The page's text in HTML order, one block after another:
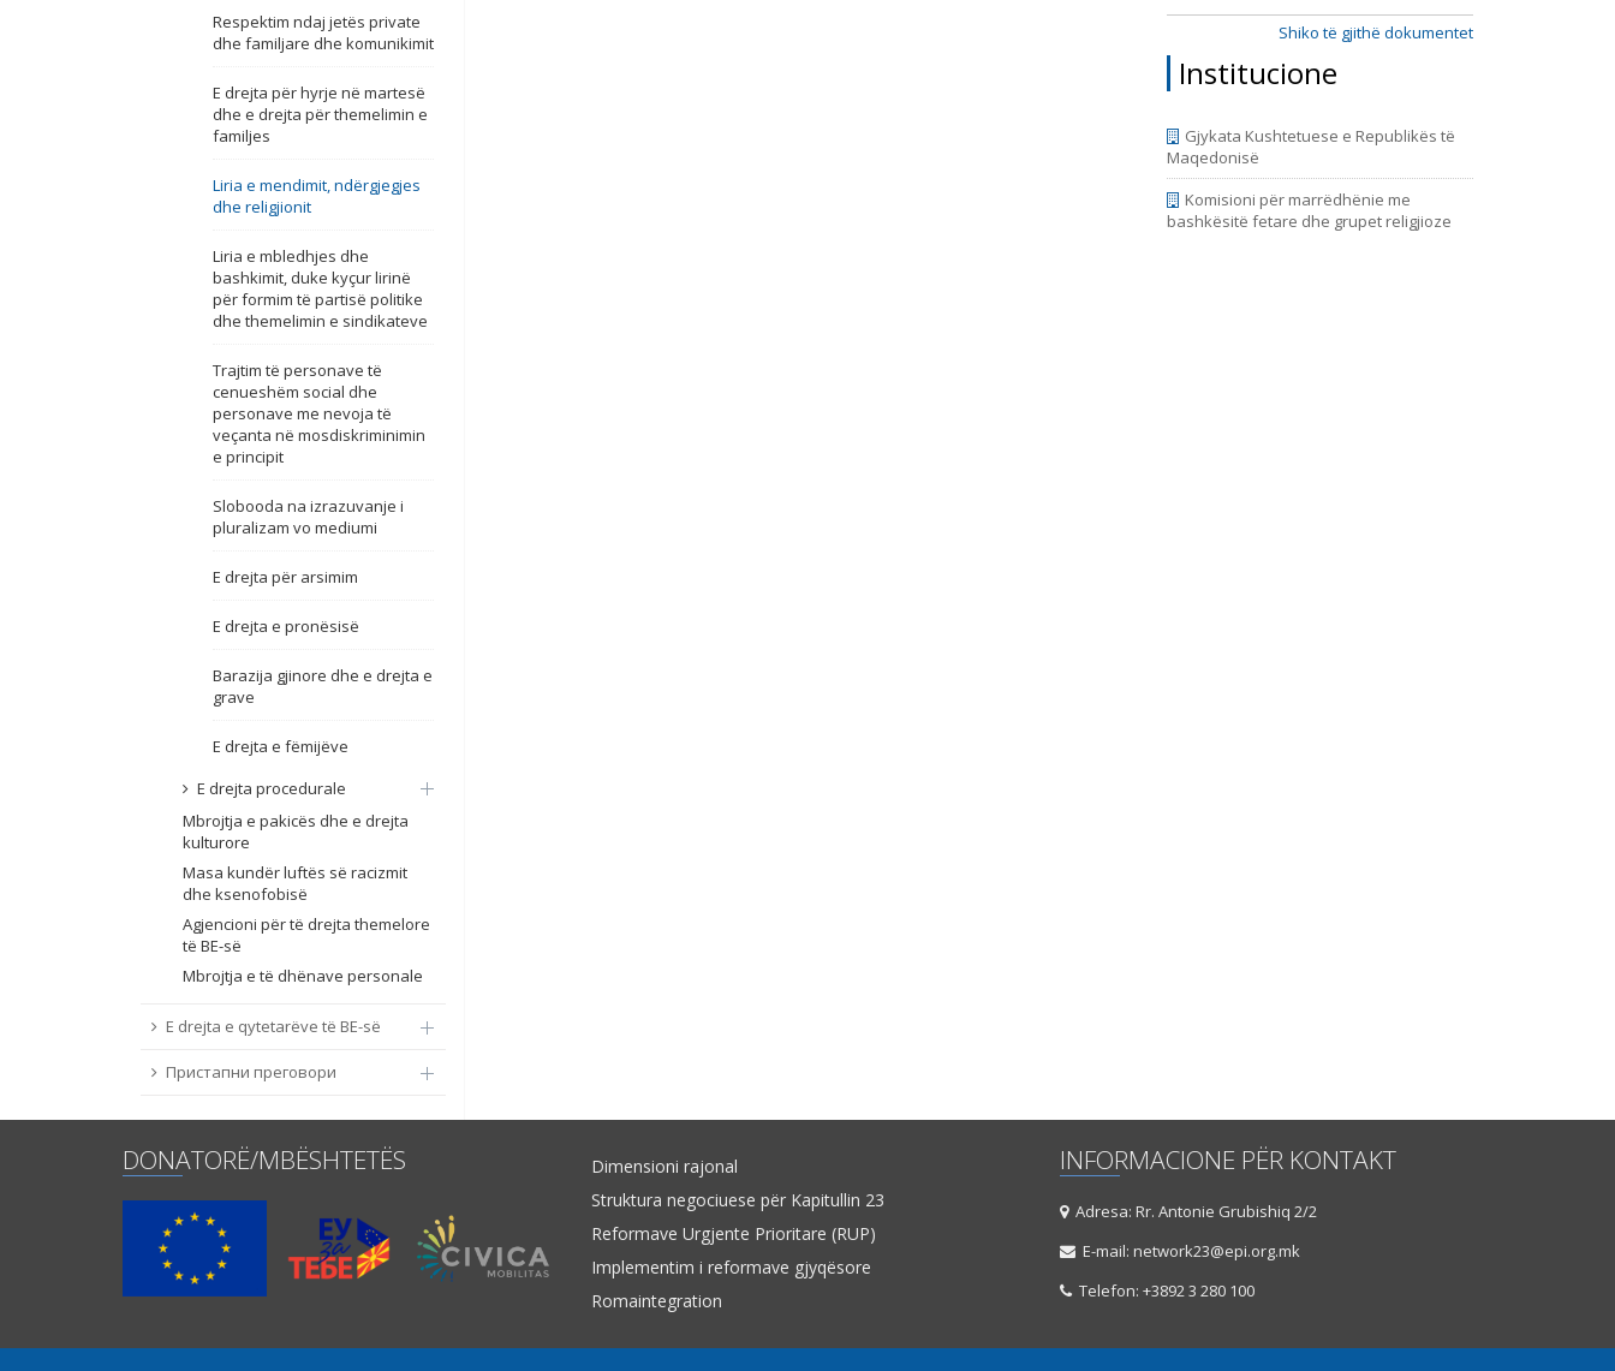
Respektim ndaj jetës private
dhe familjare dhe komunikimit
E drejta për hyrje në martesë
dhe e drejta për themelimin e
familjes
Liria e mendimit, ndërgjegjes
dhe religjionit
Liria e mbledhjes dhe
bashkimit, duke kyçur lirinë
për formim të partisë politike
dhe themelimin e sindikateve
Trajtim të personave të
cenueshëm social dhe
personave me nevoja të
veçanta në mosdiskriminimin
e principit
Slobooda na izrazuvanje i
pluralizam vo mediumi
E drejta për arsimim
E drejta e pronësisë
Barazija gjinore dhe e drejta e
grave
E drejta e fëmijëve
E drejta procedurale
Mbrojtja e pakicës dhe e drejta
kulturore
Masa kundër luftës së racizmit
dhe ksenofobisë
Agjencioni për të drejta themelore
të BE-së
Mbrojtja e të dhënave personale
E drejta e qytetarëve të BE-së
Пристапни преговори
Shiko të gjithë dokumentet
Institucione
Gjykata Kushtetuese e Republikës të
Maqedonisë
Komisioni për marrëdhënie me
bashkësitë fetare dhe grupet religjioze
DONATORË/MBËSHTETËS
Dimensioni rajonal
Struktura negociuese për Kapitullin 23
Reformave Urgjente Prioritare (RUP)
Implementim i reformave gjyqësore
Romaintegration
INFORMACIONE PËR KONTAKT
Adresa: Rr. Antonie Grubishiq 2/2
E-mail: network23@epi.org.mk
Telefon: +3892 3 280 100